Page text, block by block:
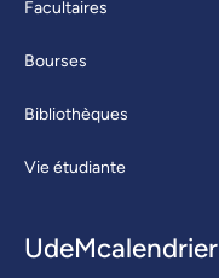
Facultaires
Bourses
Bibliothèques
Vie étudiante
UdeMcalendrier